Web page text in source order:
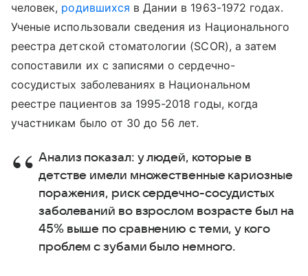
человек, родившихся в Дании в 1963-1972 годах.
Ученые использовали сведения из Национального
реестра детской стоматологии (SCOR), а затем
сопоставили их с записями о сердечно-
сосудистых заболеваниях в Национальном
реестре пациентов за 1995-2018 годы, когда
участникам было от 30 до 56 лет.
Анализ показал: у людей, которые в
детстве имели множественные кариозные
поражения, риск сердечно-сосудистых
заболеваний во взрослом возрасте был на
45% выше по сравнению с теми, у кого
проблем с зубами было немного.